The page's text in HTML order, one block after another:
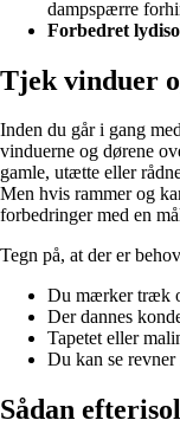
dampspærre
Forbedret
Tjek vinduer
Inden du går i gang
vinduerne og dørene
gamle, utætte eller
Men hvis rammer og
forbedringer med en
Tegn på, at der er
Du mærker træk
Der dannes
Tapetet eller
Du kan se
Sådan